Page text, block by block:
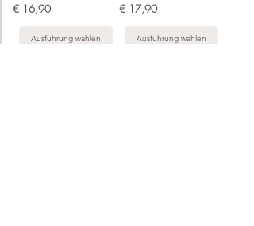
Preis
€ 16,90
Ausführung wählen
Preis
€ 17,90
Ausführung wählen